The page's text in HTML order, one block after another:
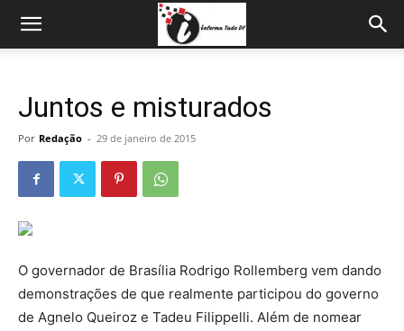
Juntos e misturados
Por Redação - 29 de janeiro de 2015
O governador de Brasília Rodrigo Rollemberg vem dando
demonstrações de que realmente participou do governo
de Agnelo Queiroz e Tadeu Filippelli. Além de nomear